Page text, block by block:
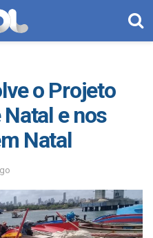
o Projeto
e nos
Natal